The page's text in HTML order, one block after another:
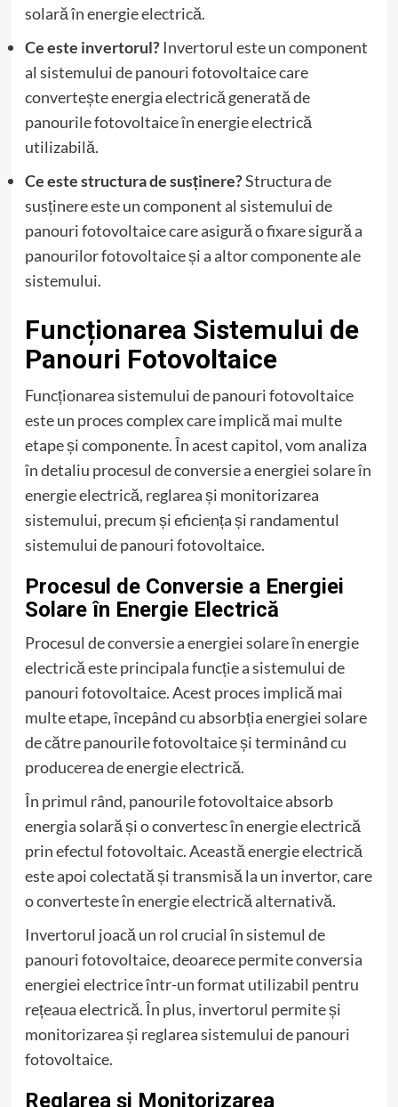
solară în energie electrică.
Ce este invertorul?Invertorul este un component
al sistemului de panouri fotovoltaice care
convertește energia electrică generată de
panourile fotovoltaice în energie electrică
utilizabilă.
Ce este structura de susținere?Structura de
susținere este un component al sistemului de
panouri fotovoltaice care asigură o fixare sigură a
panourilor fotovoltaice și a altor componente ale
sistemului.
Funcționarea Sistemului de
Panouri Fotovoltaice
Funcționarea sistemului de panouri fotovoltaice
este un proces complex care implică mai multe
etape și componente. În acest capitol, vom analiza
în detaliu procesul de conversie a energiei solare în
energie electrică, reglarea și monitorizarea
sistemului, precum și eficiența și randamentul
sistemului de panouri fotovoltaice.
Procesul de Conversie a Energiei
Solare în Energie Electrică
Procesul de conversie a energiei solare în energie
electrică este principala funcție a sistemului de
panouri fotovoltaice. Acest proces implică mai
multe etape, începând cu absorbția energiei solare
de către panourile fotovoltaice și terminând cu
producerea de energie electrică.
În primul rând, panourile fotovoltaice absorb
energia solară și o convertesc în energie electrică
prin efectul fotovoltaic. Această energie electrică
este apoi colectată și transmisă la un invertor, care
o converteste în energie electrică alternativă.
Invertorul joacă un rol crucial în sistemul de
panouri fotovoltaice, deoarece permite conversia
energiei electrice într-un format utilizabil pentru
rețeaua electrică. În plus, invertorul permite și
monitorizarea și reglarea sistemului de panouri
fotovoltaice.
Reglarea și Monitorizarea